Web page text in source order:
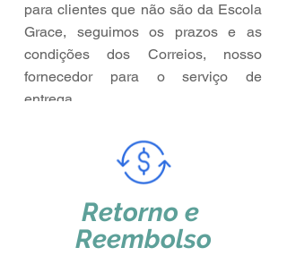
para clientes que não são da Escola
Grace, seguimos os prazos e as
condições dos Correios, nosso
fornecedor para o serviço de
entrega.
Retorno e
Reembolso